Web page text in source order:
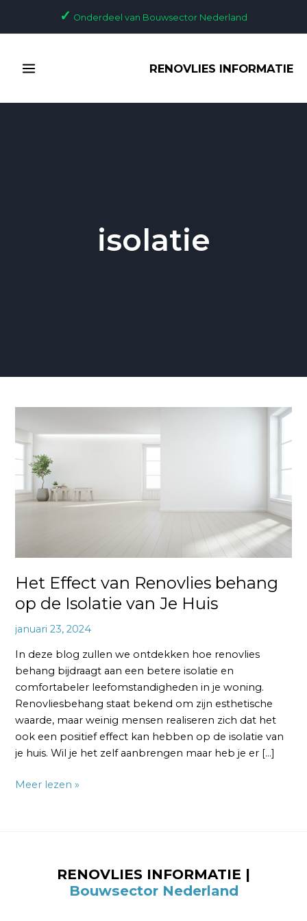
✓ Onderdeel van Bouwsector Nederland
MENU
RENOVLIES INFORMATIE
isolatie
Het Effect van Renovlies behang
op de Isolatie van Je Huis
januari 23, 2024
In deze blog zullen we ontdekken hoe renovlies
behang bijdraagt aan een betere isolatie en
comfortabeler leefomstandigheden in je woning.
Renovliesbehang staat bekend om zijn esthetische
waarde, maar weinig mensen realiseren zich dat het
ook een positief effect kan hebben op de isolatie van
je huis. Wil je het zelf aanbrengen maar heb je er […]
Effect
van
Renovlies
behang
op
Huis
Meer lezen »
RENOVLIES INFORMATIE |
Bouwsector Nederland